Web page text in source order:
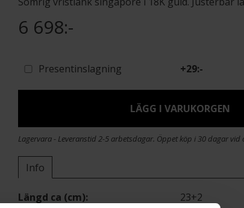
6 698:-
Presentinslagning +29:-
LÄGG I VARUKORGEN
Lagervara - Leveranstid 2-5 arbetsdagar. Öppet köp i 30 dagar vid
Info
Längd ca (cm)
23+2